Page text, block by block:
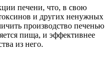
печени, что, в свою
и других ненужных
производство печенью
пища, и эффективнее
из него.